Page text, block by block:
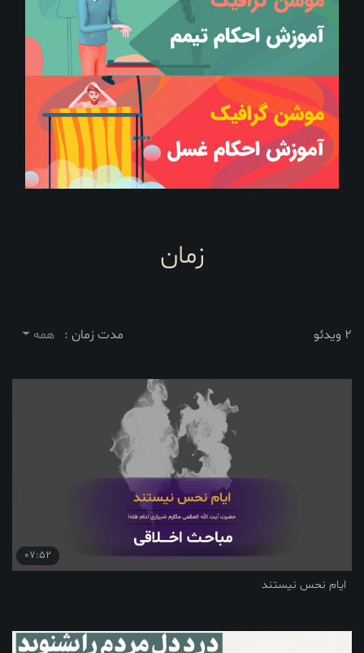
زمان
2 ویدئو مدت زمان : همه
07:52
ایام نحس نیستند